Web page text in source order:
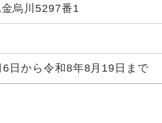
金烏川5297番1
日から令和8年8月19日まで